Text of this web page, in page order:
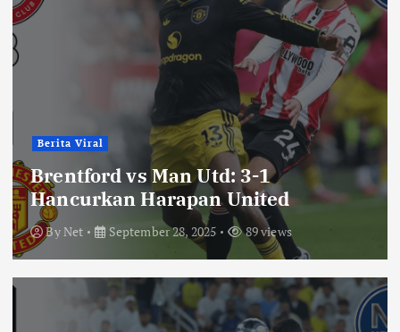
Berita Viral
Brentford vs Man Utd: 3-1
Hancurkan Harapan United
ByNet September 28, 2025 89 views